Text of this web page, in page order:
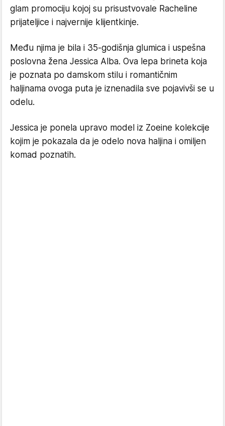
glam promociju kojoj su prisustvovale Racheline
prijateljice i najvernije klijentkinje.
Među njima je bila i 35-godišnja glumica i uspešna
poslovna žena Jessica Alba. Ova lepa brineta koja
je poznata po damskom stilu i romantičnim
haljinama ovoga puta je iznenadila sve pojavivši se u
odelu.
Jessica je ponela upravo model iz Zoeine kolekcije
kojim je pokazala da je odelo nova haljina i omiljen
komad poznatih.